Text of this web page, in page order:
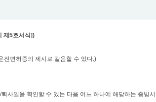
제5호서식])
전면허증의 제시로 갈음할 수 있다.)
사일을 확인할 수 있는 다음 어느 하나에 해당하는 증빙